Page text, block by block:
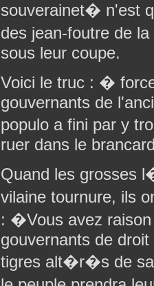
souverainet� n'est
des jean-foutre de
sous leur coupe.
Voici le truc : �
gouvernants de
populo a fini par y
ruer dans le
Quand les grosses
vilaine tournure, ils
: �Vous avez
gouvernants de
tigres alt�r�s de